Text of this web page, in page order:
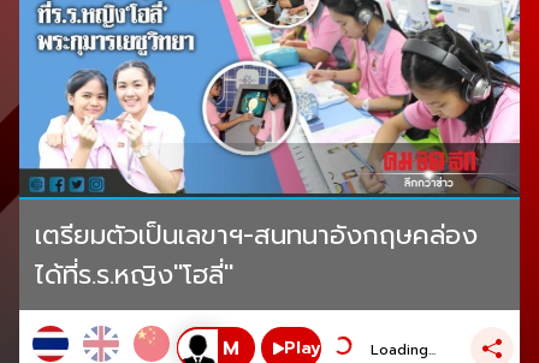
เตรียมตัวเป็นเลขาฯ-สนทนาอังกฤษคล่อง
ได้ที่ร.ร.หญิง"โฮลี่"
Play Loading...